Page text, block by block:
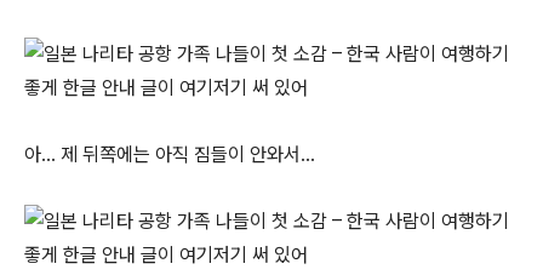
아… 제 뒤쪽에는 아직 짐들이 안와서…